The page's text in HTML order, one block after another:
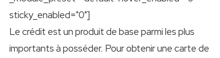
sticky_enabled="0"]
Le crédit est un produit de base parmi les plus
importants à posséder. Pour obtenir une carte de